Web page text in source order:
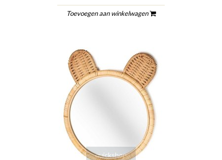
Toevoegen aan winkelwagen
quickshop